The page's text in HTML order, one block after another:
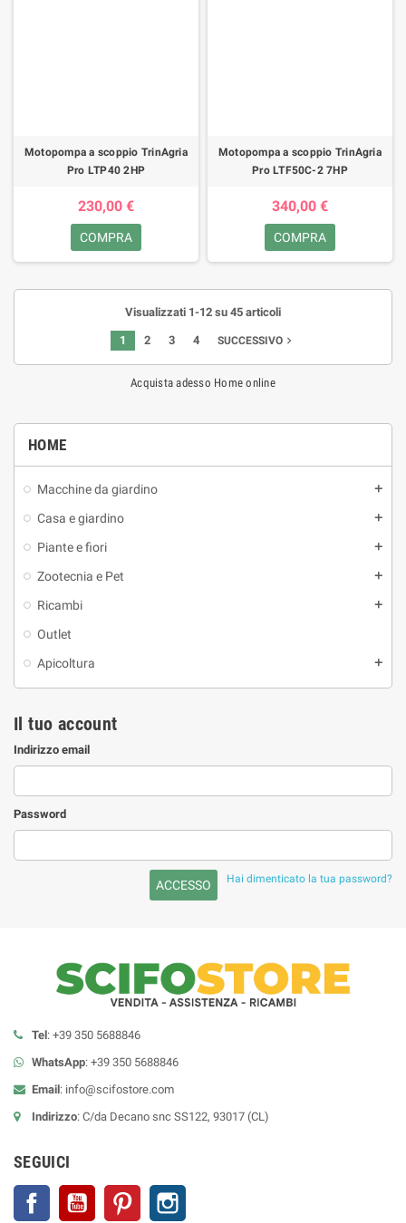
HOME
Macchine da giardino
Casa e giardino
Piante e fiori
Zootecnia e Pet
Ricambi
Outlet
Apicoltura
Il tuo account
Indirizzo email
Password
Hai dimenticato la tua password?
ACCESSO
Motopompa a scoppio TrinAgria
Pro LTP40 2HP
230,00 €
COMPRA
Motopompa a scoppio TrinAgria
Pro LTF50C-2 7HP
340,00 €
COMPRA
Visualizzati 1-12 su 45 articoli
1 2 3 4 SUCCESSIVO navigate_next
Acquista adesso Home online
Tel: +39 350 5688846
WhatsApp: +39 350 5688846
Email: info@scifostore.com
Indirizzo: C/da Decano snc SS122, 93017 (CL)
SEGUICI
Facebook YouTube Pinterest